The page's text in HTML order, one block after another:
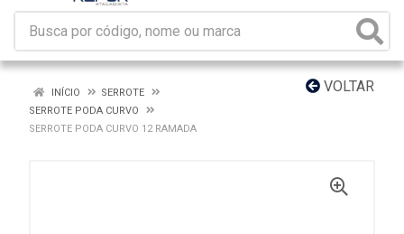
VOLTAR
INÍCIO
SERROTE
SERROTE PODA CURVO
SERROTE PODA CURVO 12 RAMADA